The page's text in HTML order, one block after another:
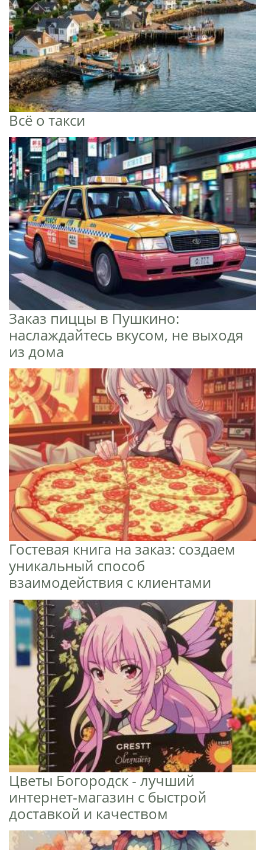
Всё о такси
Заказ пиццы в Пушкино:
наслаждайтесь вкусом, не выходя
из дома
Гостевая книга на заказ: создаем
уникальный способ
взаимодействия с клиентами
Цветы Богородск - лучший
интернет-магазин с быстрой
доставкой и качеством